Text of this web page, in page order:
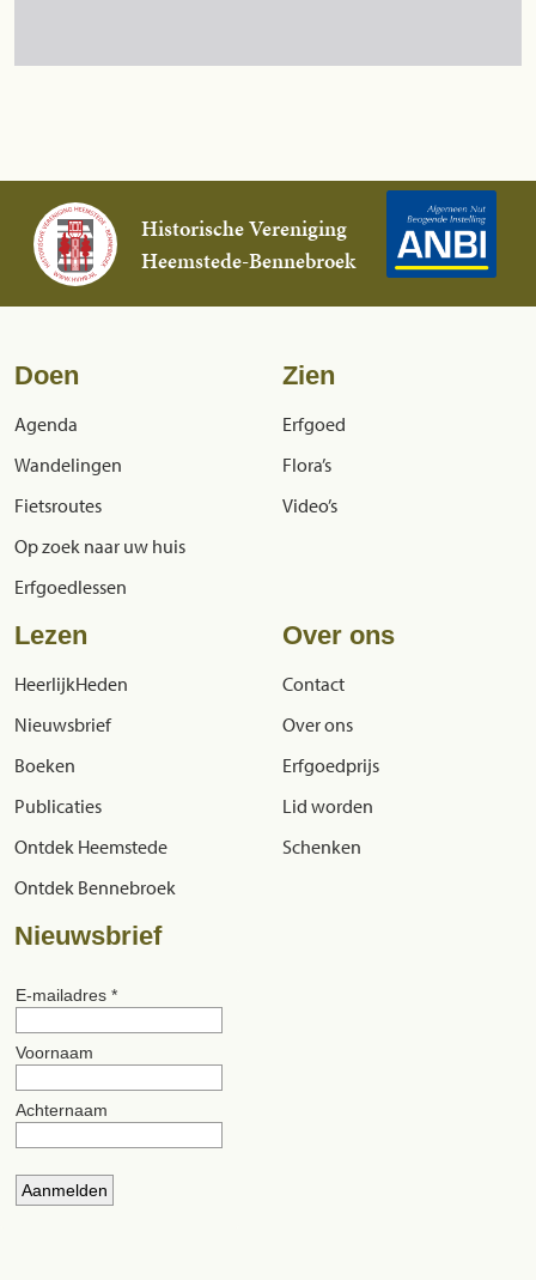
Historische Vereniging
Heemstede-Bennebroek
Doen
Agenda
Wandelingen
Fietsroutes
Op zoek naar uw huis
Erfgoedlessen
Zien
Erfgoed
Flora’s
Video’s
Lezen
HeerlijkHeden
Nieuwsbrief
Boeken
Publicaties
Ontdek Heemstede
Ontdek Bennebroek
Over ons
Contact
Over ons
Erfgoedprijs
Lid worden
Schenken
Nieuwsbrief